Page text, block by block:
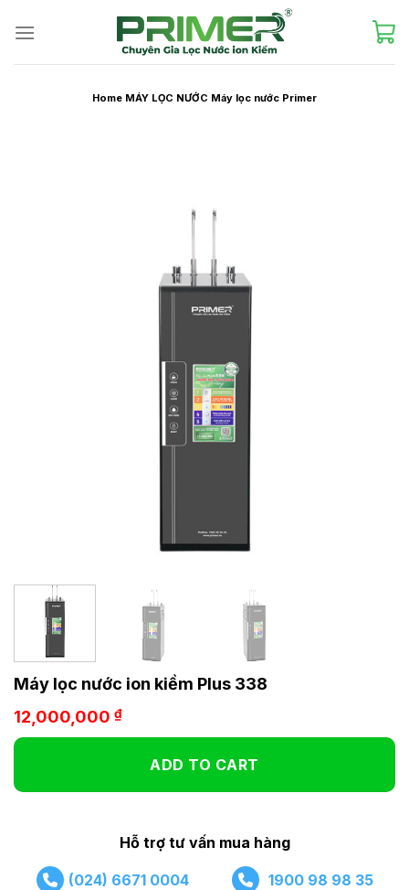
Home MÁY LỌC NƯỚC Máy lọc nước Primer
Máy lọc nước ion kiềm Plus 338
12,000,000 ₫
ADD TO CART
Hỗ trợ tư vấn mua hàng
(024) 6671 0004 1900 98 98 35